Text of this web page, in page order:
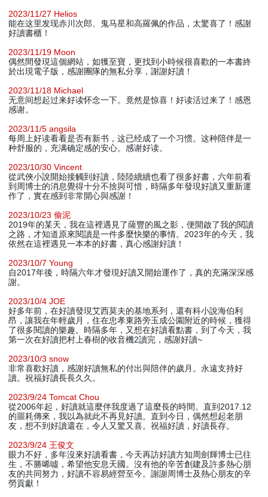
2023/11/27 Helios
能在这里发现赤川次郎、鬼马星和高羅佩的作品，太驚喜了！感謝
好讀書櫃！
2023/11/19 Moon
偶然間發現這個網站，如獲至寶，更找到小時候很喜歡的一本書終
於出現電子版，感謝團隊的無私分享，謝謝好讀！
2023/11/18 Michael
无意间想起过来好读怀念一下。竟然是惊喜！好读活过来了！感恩
感谢。
2023/11/5 angsila
每周上好读看看是否有新书，这已经成了一个习惯。这种陪伴是一
种舒服的，充满确定感的安心。感谢好读。
2023/10/30 Vincent
從武俠小說開始接觸到好讀，陸陸續續也看了很多好書，六年前看
到周博士的消息覺得十分不捨與可惜，時隔多年發現好讀又重新運
作了，實在感到非常開心與感謝！
2023/10/23 偷泥
2019年的某天，我在這裡遇見了薩豐的風之影，便開啟了我的閱讀
之路，才知道原來閱讀是一件多麼快樂的事情。2023年的今天，我
依然在這裡遇見一本本的好書，真心感謝好讀！
2023/10/7 Young
自2017年後，時隔六年才發現好讀又開始運作了，真的充滿深深感
謝。
2023/10/4 JOE
好多年前，在好讀發現艾西莫夫的基地系列，還有科小說海伯利
昂，讓我在年輕歲月，住在忠孝東路旁玉成公園附近的時候，獲得
了很多閱讀的樂趣。時隔多年，又想在好讀看點書，到了今天，我
第一次在好讀把村上春樹的收音機2讀完，感謝好讀~
2023/10/3 snow
非常喜歡好讀，感謝好讀無私的付出與陪伴的歲月。永遠支持好
讀。祝福好讀長長久久。
2023/9/24 Tomcat Chou
從2006年起，好讀就這麼伴我度過了這麼長的時間。直到2017.12
的噩耗傳來，我以為就此不再見好讀。直到今日，偶然想起老朋
友，想不到好讀還在，令人又驚又喜。祝福好讀，好讀長存。
2023/9/24 王俊文
眼力不好，多年沒來好讀看書，今天再訪好讀方知周劍輝博士已往
生，不勝唏噓，希望他安息天國。沒有他的辛苦創建及許多熱心朋
友的共同努力，好讀不容易經營至今。謝謝周博士及熱心朋友的辛
勞貢獻！